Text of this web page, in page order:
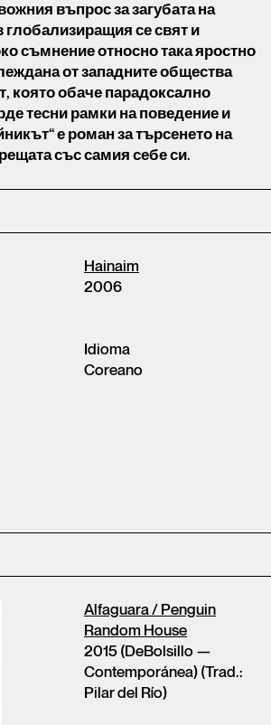
въпрос за загубата на
глобализиращия се свят и
съмнение относно така яростно
от западните общества
която обаче парадоксално
тесни рамки на поведение и
е роман за търсенето на
със самия себе си.
Hainaim
2006
Idioma
Coreano
Alfaguara / Penguin
Random House
2015 (DeBolsillo —
Contemporánea) (Trad.:
Pilar del Río)